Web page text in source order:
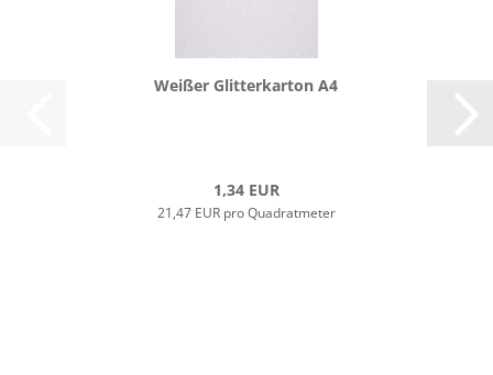
Wei­ßer Glit­ter­kar­ton A4
1,34 EUR
21,47 EUR pro Quadratmeter